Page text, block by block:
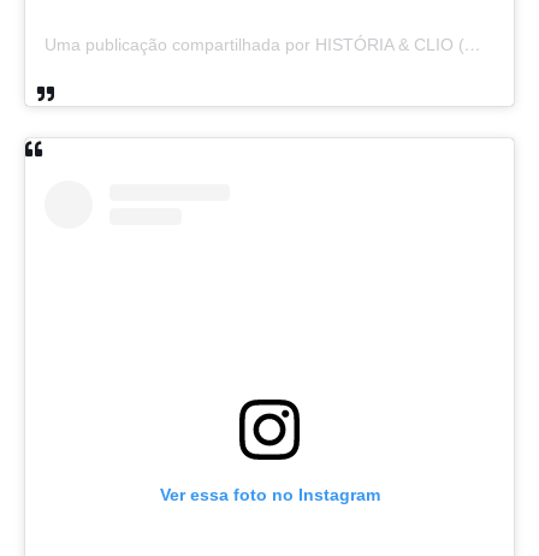
Uma publicação compartilhada por HISTÓRIA & CLIO (@historiaeclio)
Ver essa foto no Instagram